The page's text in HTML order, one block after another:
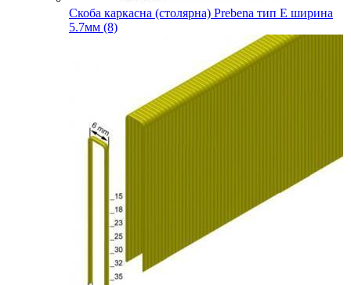
Скоба каркасна (столярна) Prebena тип E ширина
5.7мм (8)